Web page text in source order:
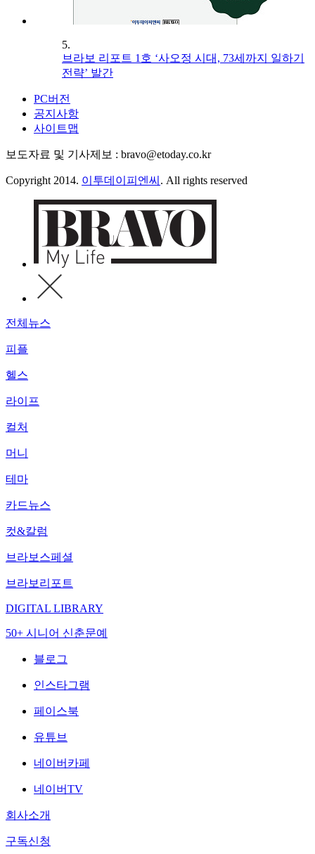
5.
브라보 리포트 1호 ‘사오정 시대, 73세까지 일하기
전략’ 발간
PC버전
공지사항
사이트맵
보도자료 및 기사제보 : bravo@etoday.co.kr
Copyright 2014. 이투데이피엔씨 . All rights reserved
전체뉴스
피플
헬스
라이프
컬처
머니
테마
카드뉴스
컷&칼럼
브라보스페셜
브라보리포트
DIGITAL LIBRARY
50+ 시니어 신춘문예
블로그
인스타그램
페이스북
유튜브
네이버카페
네이버TV
회사소개
구독신청